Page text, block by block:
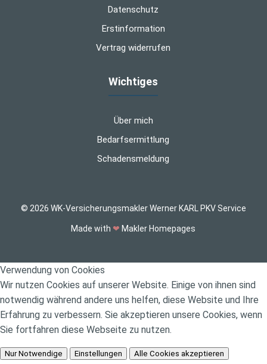
Datenschutz
Erstinformation
Vertrag widerrufen
Wichtiges
Über mich
Bedarfsermittlung
Schadensmeldung
© 2026 WK-Versicherungsmakler Werner KARL PKV Service
Made with❤ Makler Homepages
Verwendung von Cookies
Wir nutzen Cookies auf unserer Website. Einige von ihnen sind
notwendig während andere uns helfen, diese Website und Ihre
Erfahrung zu verbessern. Sie akzeptieren unsere Cookies, wenn
Sie fortfahren diese Webseite zu nutzen.
Nur Notwendige Einstellungen Alle Cookies akzeptieren